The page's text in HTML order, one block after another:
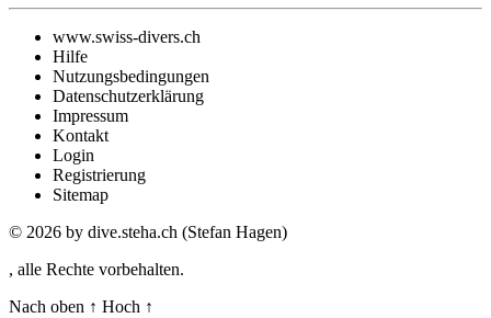
www.swiss-divers.ch
Hilfe
Nutzungsbedingungen
Datenschutzerklärung
Impressum
Kontakt
Login
Registrierung
Sitemap
© 2026 by dive.steha.ch (Stefan Hagen)
, alle Rechte vorbehalten.
Nach oben ↑ Hoch ↑